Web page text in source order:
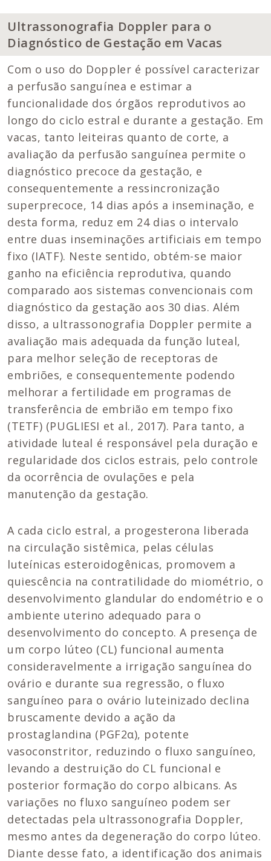
Ultrassonografia Doppler para o
Diagnóstico de Gestação em Vacas
Com o uso do Doppler é possível caracterizar
a perfusão sanguínea e estimar a
funcionalidade dos órgãos reprodutivos ao
longo do ciclo estral e durante a gestação. Em
vacas, tanto leiteiras quanto de corte, a
avaliação da perfusão sanguínea permite o
diagnóstico precoce da gestação, e
consequentemente a ressincronização
superprecoce, 14 dias após a inseminação, e
desta forma, reduz em 24 dias o intervalo
entre duas inseminações artificiais em tempo
fixo (IATF). Neste sentido, obtém-se maior
ganho na eficiência reprodutiva, quando
comparado aos sistemas convencionais com
diagnóstico da gestação aos 30 dias. Além
disso, a ultrassonografia Doppler permite a
avaliação mais adequada da função luteal,
para melhor seleção de receptoras de
embriões, e consequentemente podendo
melhorar a fertilidade em programas de
transferência de embrião em tempo fixo
(TETF) (PUGLIESI et al., 2017). Para tanto, a
atividade luteal é responsável pela duração e
regularidade dos ciclos estrais, pelo controle
da ocorrência de ovulações e pela
manutenção da gestação.
A cada ciclo estral, a progesterona liberada
na circulação sistêmica, pelas células
luteínicas esteroidogênicas, promovem a
quiescência na contratilidade do miométrio, o
desenvolvimento glandular do endométrio e o
ambiente uterino adequado para o
desenvolvimento do concepto. A presença de
um corpo lúteo (CL) funcional aumenta
consideravelmente a irrigação sanguínea do
ovário e durante sua regressão, o fluxo
sanguíneo para o ovário luteinizado declina
bruscamente devido a ação da
prostaglandina (PGF2α), potente
vasoconstritor, reduzindo o fluxo sanguíneo,
levando a destruição do CL funcional e
posterior formação do corpo albicans. As
variações no fluxo sanguíneo podem ser
detectadas pela ultrassonografia Doppler,
mesmo antes da degeneração do corpo lúteo.
Diante desse fato, a identificação dos animais